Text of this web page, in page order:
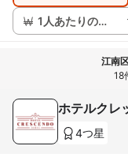
1人あたりの価格
江南
18
ホテルクレ
4つ星